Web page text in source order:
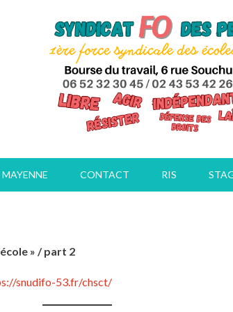
CONTACT RIS
» / part 2
snudifo-53.fr/chsct/